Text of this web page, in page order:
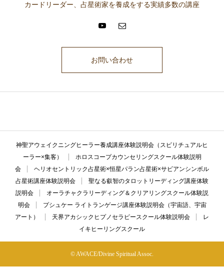
カードリーダー、占星術家を養成をする実績多数の講座
お問い合わせ
神聖アウェイクニングヒーラー養成講座体験説明会（スピリチュアルヒ
ーラー×集客）
ホロスコープカウンセリングスクール体験説明
会
ヘリオセントリック占星術×恒星パラン占星術×サビアンシンボル
占星術講座体験説明会
聖なる叡智のタロットリーディング講座体験
説明会
オーラチャクラリーディング＆クリアリングスクール体験説
明会
プシュケー ライトランゲージ講座体験説明会（宇宙語、宇宙
アート）
天界アカシックヒプノセラピースクール体験説明会
レ
イキヒーリングスクール
© AWACE/Divine Spiritual Assoc.